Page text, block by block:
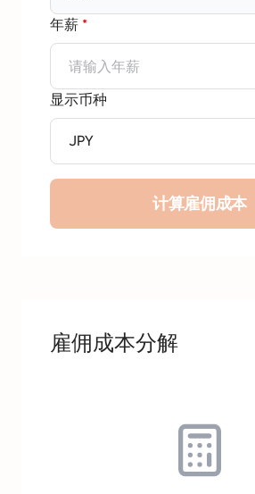
年薪 *
显示币种
计算雇佣成本
雇佣成本分解